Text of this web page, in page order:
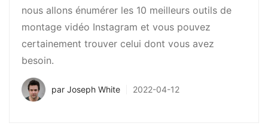
nous allons énumérer les 10 meilleurs outils de
montage vidéo Instagram et vous pouvez
certainement trouver celui dont vous avez
besoin.
par Joseph White 2022-04-12